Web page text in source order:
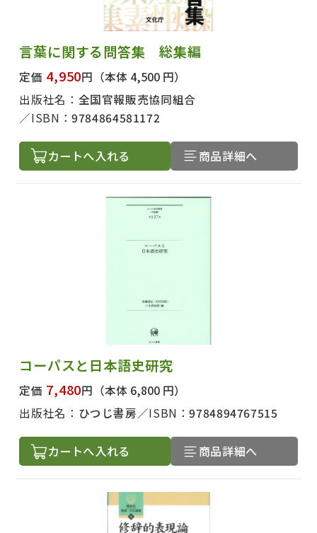
言葉に関する問答集 総集編
定価 4,950円 （本体 4,500 円）
出版社名： 全国官報販売協同組合
ISBN：9784864581172
カートへ入れる 商品詳細へ
コーパスと日本語史研究
定価 7,480円 （本体 6,800 円）
出版社名： ひつじ書房 ISBN：9784894767515
カートへ入れる 商品詳細へ